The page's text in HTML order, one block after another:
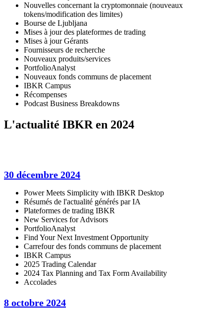
Nouvelles concernant la cryptomonnaie (nouveaux
tokens/modification des limites)
Bourse de Ljubljana
Mises à jour des plateformes de trading
Mises à jour Gérants
Fournisseurs de recherche
Nouveaux produits/services
PortfolioAnalyst
Nouveaux fonds communs de placement
IBKR Campus
Récompenses
Podcast Business Breakdowns
L'actualité IBKR en 2024
30 décembre 2024
Power Meets Simplicity with IBKR Desktop
Résumés de l'actualité générés par IA
Plateformes de trading IBKR
New Services for Advisors
PortfolioAnalyst
Find Your Next Investment Opportunity
Carrefour des fonds communs de placement
IBKR Campus
2025 Trading Calendar
2024 Tax Planning and Tax Form Availability
Accolades
8 octobre 2024